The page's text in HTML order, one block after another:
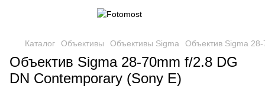
Каталог Объективы Объективы Sigma Объектив Sigma
Объектив Sigma 28-70mm f/2.8 DG
DN Contemporary (Sony E)